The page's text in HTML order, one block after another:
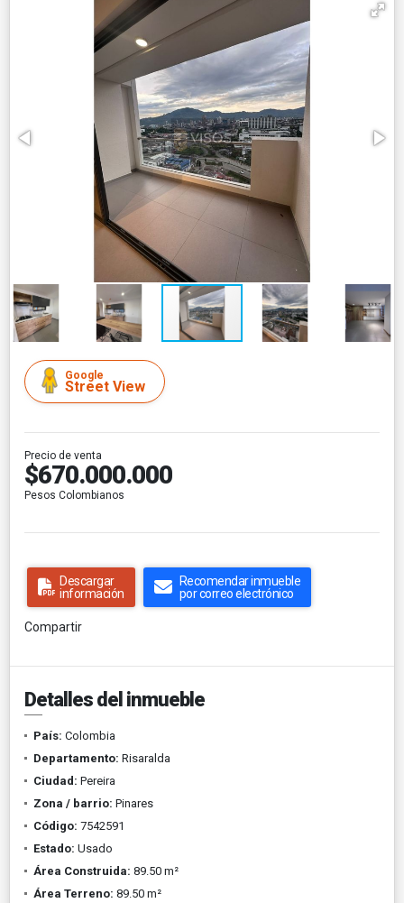
Google
Street View
Precio de venta
$670.000.000
Pesos Colombianos
Descargar
información
Recomendar inmueble
por correo electrónico
Compartir
Detalles del inmueble
País: Colombia
Departamento: Risaralda
Ciudad: Pereira
Zona / barrio: Pinares
Código: 7542591
Estado: Usado
Área Construida: 89.50 m²
Área Terreno: 89.50 m²